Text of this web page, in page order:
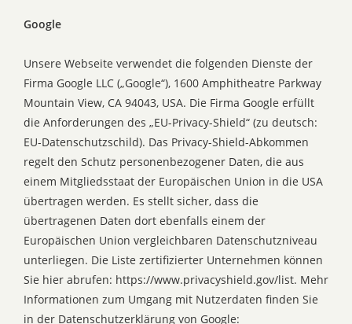
Google
Unsere Webseite verwendet die folgenden Dienste der
Firma Google LLC („Google“), 1600 Amphitheatre Parkway
Mountain View, CA 94043, USA. Die Firma Google erfüllt
die Anforderungen des „EU-Privacy-Shield“ (zu deutsch:
EU-Datenschutzschild). Das Privacy-Shield-Abkommen
regelt den Schutz personenbezogener Daten, die aus
einem Mitgliedsstaat der Europäischen Union in die USA
übertragen werden. Es stellt sicher, dass die
übertragenen Daten dort ebenfalls einem der
Europäischen Union vergleichbaren Datenschutzniveau
unterliegen. Die Liste zertifizierter Unternehmen können
Sie hier abrufen: https://www.privacyshield.gov/list. Mehr
Informationen zum Umgang mit Nutzerdaten finden Sie
in der Datenschutzerklärung von Google: